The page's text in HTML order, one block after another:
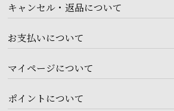
キャンセル・返品について
お支払いについて
マイページについて
ポイントについて